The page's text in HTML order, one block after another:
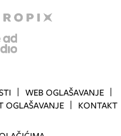
WEB OGLAŠAVANJE
OGLAŠAVANJE KONTAKT